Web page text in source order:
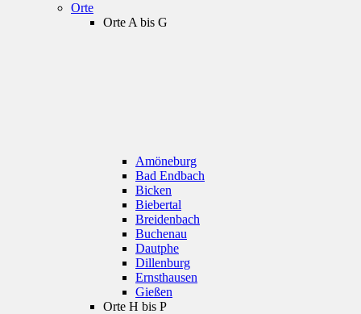
Orte
Orte A bis G
Amöneburg
Bad Endbach
Bicken
Biebertal
Breidenbach
Buchenau
Dautphe
Dillenburg
Ernsthausen
Gießen
Orte H bis P